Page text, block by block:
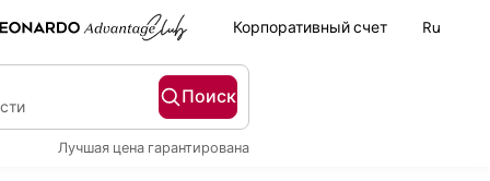
Корпоративный счет Ru
Поиск
Лучшая цена гарантирована